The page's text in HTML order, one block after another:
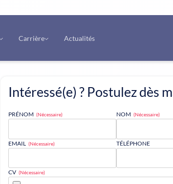
Carrière Actualités
Intéressé(e) ? Postulez dès
PRÉNOM (Nécessaire) NOM (Nécessaire)
EMAIL (Nécessaire) TÉLÉPHONE
CV (Nécessaire)